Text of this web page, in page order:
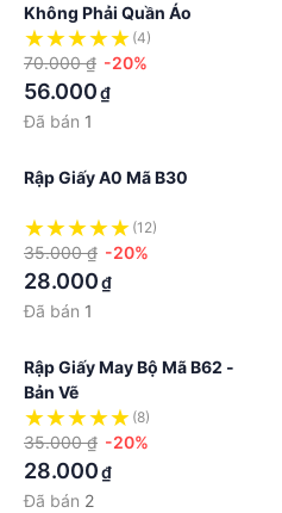
Không Phải Quần Áo
(4)
70.000 ₫ -20%
56.000₫
Đã bán 1
Rập Giấy A0 Mã B30
(12)
35.000 ₫ -20%
28.000₫
Đã bán 1
Rập Giấy May Bộ Mã B62 -
Bản Vẽ
(8)
35.000 ₫ -20%
28.000₫
Đã bán 2